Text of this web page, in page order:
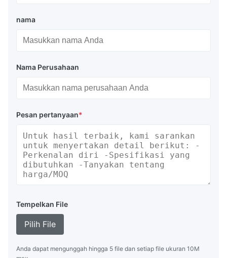
nama
Nama Perusahaan
Pesan pertanyaan*
Tempelkan File
Pilih File
Anda dapat mengunggah hingga 5 file dan setiap file ukuran 10M